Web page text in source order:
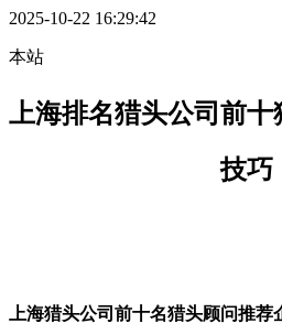
2025-10-22 16:29:42
本站
上海排名猎头公司前
技巧
上海猎头公司前十名猎头顾问推